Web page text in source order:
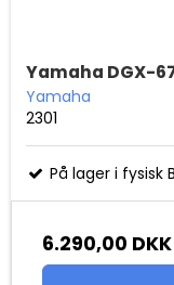
Yamaha DGX-
Yamaha
2301
På lager i fysisk
6.290,00 DKK